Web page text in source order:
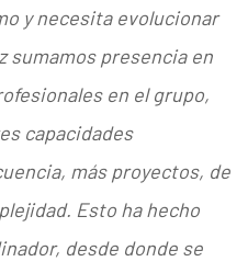
y necesita evolucionar
sumamos presencia en
en el grupo,
capacidades
más proyectos, de
Esto ha hecho
desde donde se